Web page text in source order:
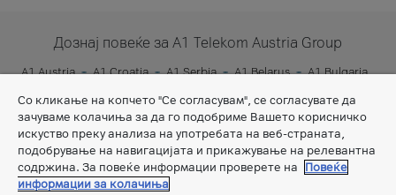
Дознај повеќе за A1 Telekom Austria Group
A1 Austria A1 Croatia A1 Serbia A1 Belarus
A1 Bulgaria
A1 Slovenia
A1 Digital
Со кликање на копчето "Се согласувам", се согласувате да
зачуваме колачиња за да го подобриме Вашето корисничко
искуство преку анализа на употребата на веб-страната,
подобрување на навигацијата и прикажување на релевантна
содржина. За повеќе информации проверете на
Повеќе
информации за колачиња